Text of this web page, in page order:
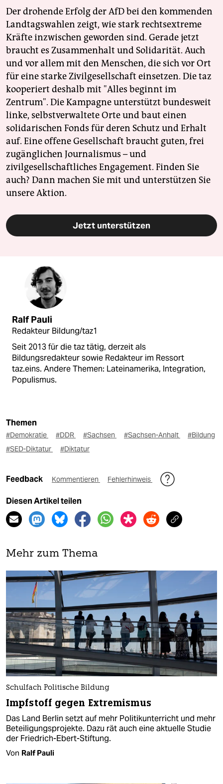
Der drohende Erfolg der AfD bei den kommenden
Landtagswahlen zeigt, wie stark rechtsextreme
Kräfte inzwischen geworden sind. Gerade jetzt
braucht es Zusammenhalt und Solidarität. Auch
und vor allem mit den Menschen, die sich vor Ort
für eine starke Zivilgesellschaft einsetzen. Die taz
kooperiert deshalb mit "Alles beginnt im
Zentrum". Die Kampagne unterstützt bundesweit
linke, selbstverwaltete Orte und baut einen
solidarischen Fonds für deren Schutz und Erhalt
auf. Eine offene Gesellschaft braucht guten, frei
zugänglichen Journalismus – und
zivilgesellschaftliches Engagement. Finden Sie
auch? Dann machen Sie mit und unterstützen Sie
unsere Aktion.
Jetzt unterstützen
Ralf Pauli
Redakteur Bildung/taz1
Seit 2013 für die taz tätig, derzeit als
Bildungsredakteur sowie Redakteur im Ressort
taz.eins. Andere Themen: Lateinamerika, Integration,
Populismus.
Themen
#Demokratie #DDR #Sachsen #Sachsen-Anhalt
#Bildung
#SED-Diktatur
#Diktatur
Feedback Kommentieren Fehlerhinweis
Diesen Artikel teilen
Mehr zum Thema
Schulfach Politische Bildung
Impfstoff gegen Extremismus
Das Land Berlin setzt auf mehr Politikunterricht und mehr
Beteiligungsprojekte. Dazu rät auch eine aktuelle Studie
der Friedrich-Ebert-Stiftung.
Von Ralf Pauli